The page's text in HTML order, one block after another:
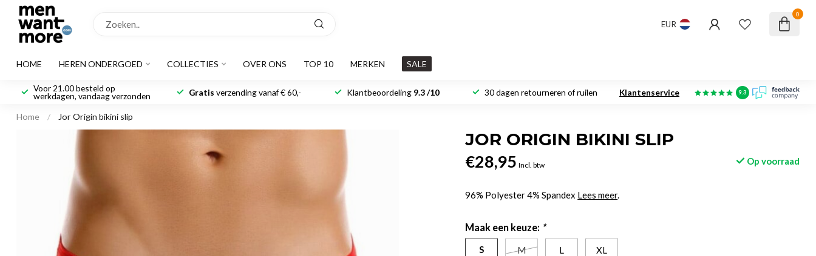
EUR
0
HOME HEREN ONDERGOED COLLECTIES OVER ONS TOP 10 MERKEN SALE
Voor 21.00 besteld op
werkdagen, vandaag verzonden Gratis verzending vanaf € 60,- Klantbeoordeling 9.3 /10 30 dagen retourneren of ruilen Klantenservice 9.3
Home / Jor Origin bikini slip
JOR ORIGIN BIKINI SLIP
€28,95 Incl. btw Op voorraad
96% Polyester 4% Spandex Lees meer.
Maak een keuze: *
S M L XL